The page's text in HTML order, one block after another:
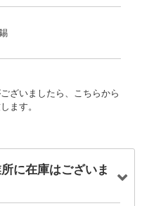
ざいましたら、こちらから
ます。
に在庫はございま